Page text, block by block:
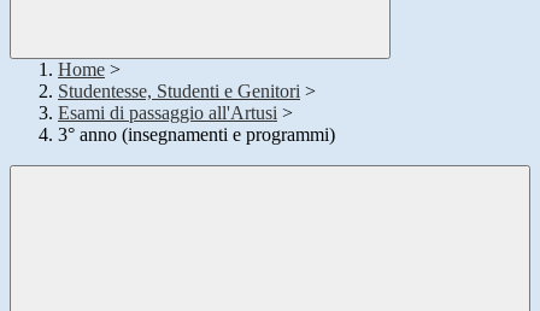
Home >
Studentesse, Studenti e Genitori >
Esami di passaggio all'Artusi >
3° anno (insegnamenti e programmi)